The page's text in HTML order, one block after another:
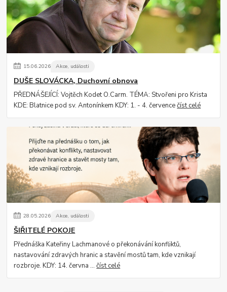
15.06.2026 Akce, události
DUŠE SLOVÁCKA, Duchovní obnova
PŘEDNÁŠEJÍCÍ: Vojtěch Kodet O.Carm. TÉMA: Stvořeni pro Krista
KDE: Blatnice pod sv. Antonínkem KDY: 1. - 4. červencečíst celé
28.05.2026 Akce, události
ŠIŘITELÉ POKOJE
Přednáška Kateřiny Lachmanové o překonávání konfliktů,
nastavování zdravých hranic a stavění mostů tam, kde vznikají
rozbroje. KDY: 14. června ...číst celé